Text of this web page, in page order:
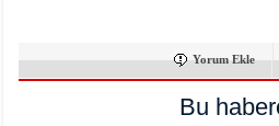
Yorum Ekle
Bu